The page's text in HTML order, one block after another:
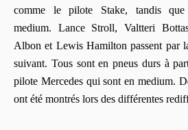
comme le pilote Stake, tandis
medium. Lance Stroll, Valtteri
Albon et Lewis Hamilton passent par
suivant. Tous sont en pneus durs à
pilote Mercedes qui sont en medium.
ont été montrés lors des différentes